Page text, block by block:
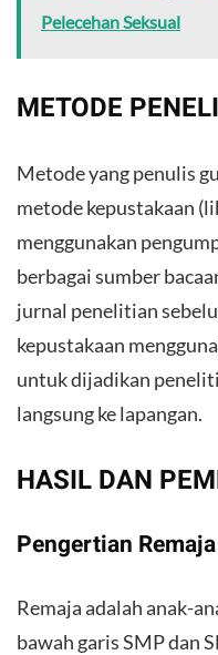
Pelecehan Seksual
METODE
Metode yang penulis
metode kepustakaan
menggunakan
berbagai sumber
jurnal penelitian
kepustakaan
untuk dijadikan
langsung ke lapangan.
HASIL DAN
Pengertian Remaja
Remaja adalah anak-
bawah garis SMP dan